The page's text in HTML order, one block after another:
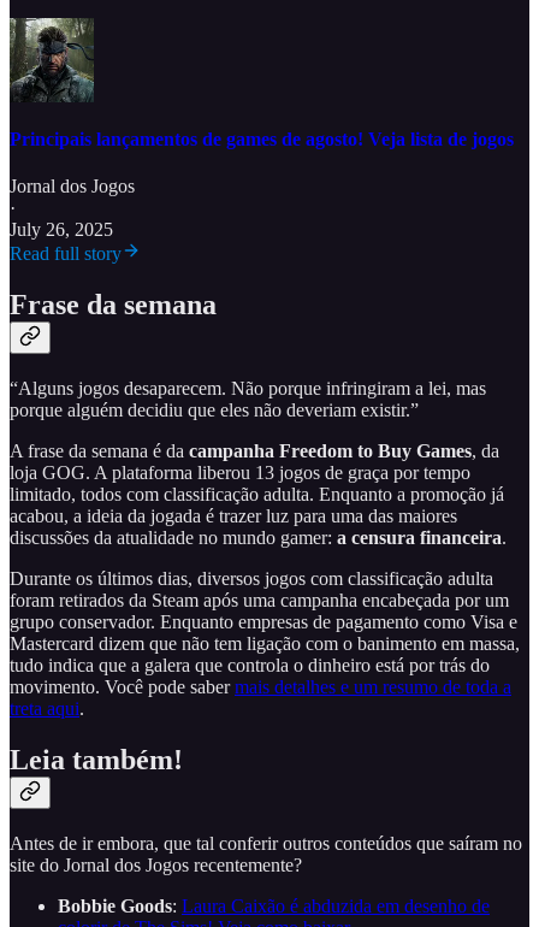
Principais lançamentos de games de agosto! Veja lista de jogos
Jornal dos Jogos
·
July 26, 2025
Read full story
Frase da semana
“Alguns jogos desaparecem. Não porque infringiram a lei, mas
porque alguém decidiu que eles não deveriam existir.”
A frase da semana é da campanha Freedom to Buy Games, da
loja GOG. A plataforma liberou 13 jogos de graça por tempo
limitado, todos com classificação adulta. Enquanto a promoção já
acabou, a ideia da jogada é trazer luz para uma das maiores
discussões da atualidade no mundo gamer: a censura financeira.
Durante os últimos dias, diversos jogos com classificação adulta
foram retirados da Steam após uma campanha encabeçada por um
grupo conservador. Enquanto empresas de pagamento como Visa e
Mastercard dizem que não tem ligação com o banimento em massa,
tudo indica que a galera que controla o dinheiro está por trás do
movimento. Você pode sabermais detalhes e um resumo de toda a
treta aqui.
Leia também!
Antes de ir embora, que tal conferir outros conteúdos que saíram no
site do Jornal dos Jogos recentemente?
Bobbie Goods: Laura Caixão é abduzida em desenho de